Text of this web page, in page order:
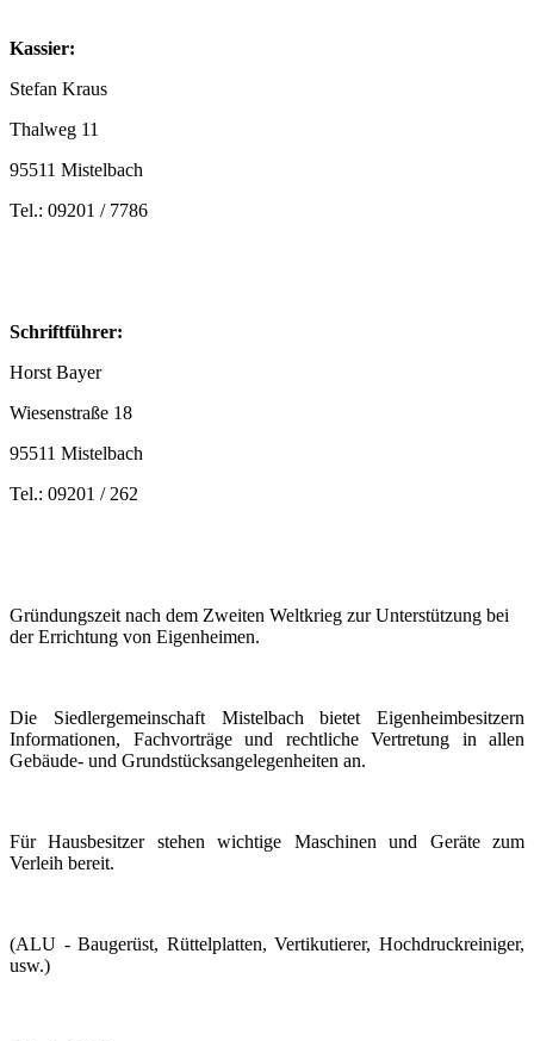
Kassier:
Stefan Kraus
Thalweg 11
95511 Mistelbach
Tel.: 09201 / 7786
Schriftführer:
Horst Bayer
Wiesenstraße 18
95511 Mistelbach
Tel.: 09201 / 262
Gründungszeit nach dem Zweiten Weltkrieg zur Unterstützung bei
der Errichtung von Eigenheimen.
Die Siedlergemeinschaft Mistelbach bietet Eigenheimbesitzern
Informationen, Fachvorträge und rechtliche Vertretung in allen
Gebäude- und Grundstücksangelegenheiten an.
Für Hausbesitzer stehen wichtige Maschinen und Geräte zum
Verleih bereit.
(ALU - Baugerüst, Rüttelplatten, Vertikutierer, Hochdruckreiniger,
usw.)